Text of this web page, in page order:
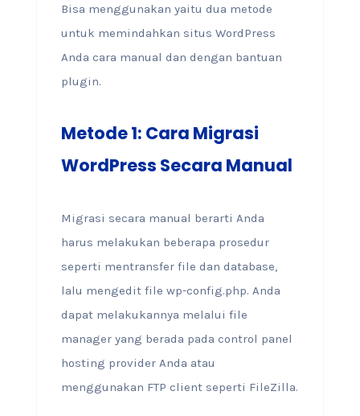
Bisa menggunakan yaitu dua metode
untuk memindahkan situs WordPress
Anda cara manual dan dengan bantuan
plugin.
Metode 1: Cara Migrasi
WordPress Secara Manual
Migrasi secara manual berarti Anda
harus melakukan beberapa prosedur
seperti mentransfer file dan database,
lalu mengedit file wp-config.php. Anda
dapat melakukannya melalui file
manager yang berada pada control panel
hosting provider Anda atau
menggunakan FTP client seperti FileZilla.